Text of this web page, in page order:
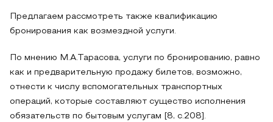
Предлагаем рассмотреть также квалификацию
бронирования как возмездной услуги.
По мнению М.А.Тарасова, услуги по бронированию, равно
как и предварительную продажу билетов, возможно,
отнести к числу вспомогательных транспортных
операций, которые составляют существо исполнения
обязательств по бытовым услугам [8, с.208].